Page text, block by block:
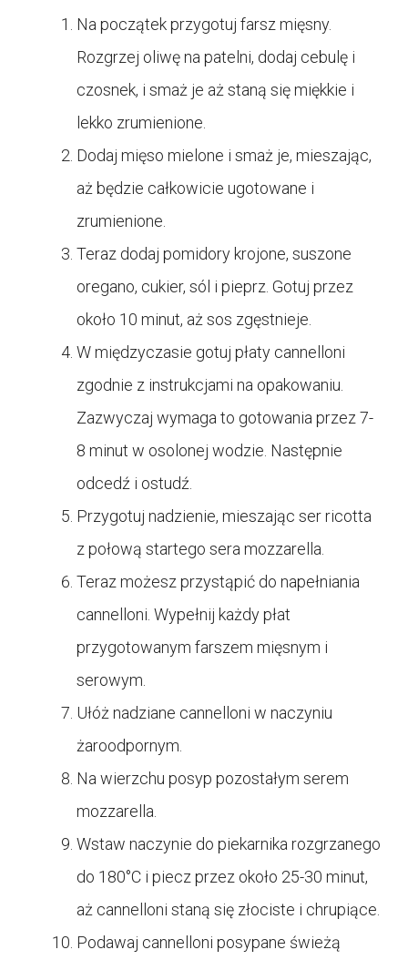
Na początek przygotuj farsz mięsny.
Rozgrzej oliwę na patelni, dodaj cebulę i
czosnek, i smaż je aż staną się miękkie i
lekko zrumienione.
Dodaj mięso mielone i smaż je, mieszając,
aż będzie całkowicie ugotowane i
zrumienione.
Teraz dodaj pomidory krojone, suszone
oregano, cukier, sól i pieprz. Gotuj przez
około 10 minut, aż sos zgęstnieje.
W międzyczasie gotuj płaty cannelloni
zgodnie z instrukcjami na opakowaniu.
Zazwyczaj wymaga to gotowania przez 7-
8 minut w osolonej wodzie. Następnie
odcedź i ostudź.
Przygotuj nadzienie, mieszając ser ricotta
z połową startego sera mozzarella.
Teraz możesz przystąpić do napełniania
cannelloni. Wypełnij każdy płat
przygotowanym farszem mięsnym i
serowym.
Ułóż nadziane cannelloni w naczyniu
żaroodpornym.
Na wierzchu posyp pozostałym serem
mozzarella.
Wstaw naczynie do piekarnika rozgrzanego
do 180°C i piecz przez około 25-30 minut,
aż cannelloni staną się złociste i chrupiące.
Podawaj cannelloni posypane świeżą